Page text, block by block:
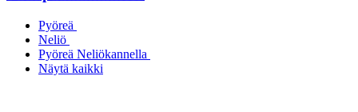
Pyöreä
Neliö
Pyöreä Neliökannella
Näytä kaikki